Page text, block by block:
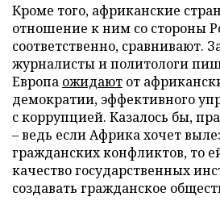
Кроме того, африканские
отношение к ним со стороны
соответственно, сравнивают.
журналисты и политологи
Европа ожидают от
демократии, эффективного
с коррупцией. Казалось бы,
– ведь если Африка хочет
гражданских конфликтов, то
качество государственных
создавать гражданское